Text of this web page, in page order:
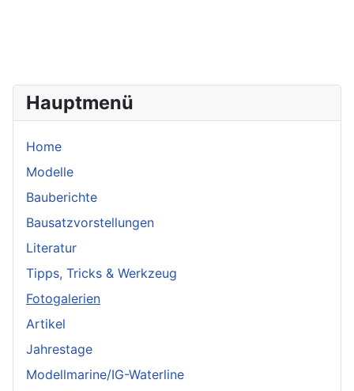
Hauptmenü
Home
Modelle
Bauberichte
Bausatzvorstellungen
Literatur
Tipps, Tricks & Werkzeug
Fotogalerien
Artikel
Jahrestage
Modellmarine/IG-Waterline